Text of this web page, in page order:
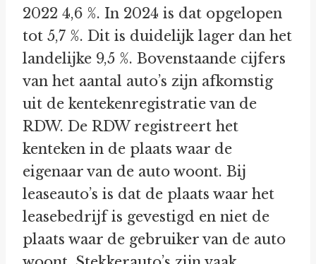
2022 4,6 %. In 2024 is dat opgelopen
tot 5,7 %. Dit is duidelijk lager dan het
landelijke 9,5 %. Bovenstaande cijfers
van het aantal auto’s zijn afkomstig
uit de kentekenregistratie van de
RDW. De RDW registreert het
kenteken in de plaats waar de
eigenaar van de auto woont. Bij
leaseauto’s is dat de plaats waar het
leasebedrijf is gevestigd en niet de
plaats waar de gebruiker van de auto